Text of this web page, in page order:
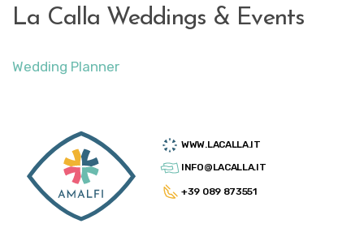
La Calla Weddings & Events
Wedding Planner
WWW.LACALLA.IT
INFO@LACALLA.IT
+39 089 873551